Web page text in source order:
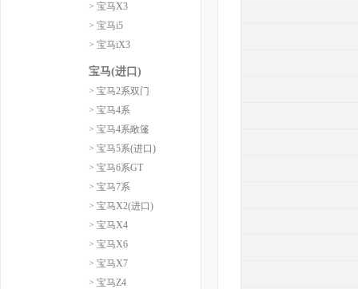
> 宝马X3
> 宝马i5
> 宝马iX3
宝马(进口)
> 宝马2系双门
> 宝马4系
> 宝马4系敞篷
> 宝马5系(进口)
> 宝马6系GT
> 宝马7系
> 宝马X2(进口)
> 宝马X4
> 宝马X6
> 宝马X7
> 宝马Z4